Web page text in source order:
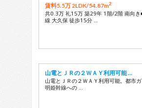
賃料5.5万 2LDK/54.87m2
共0.3万 礼15万 築29年 1階/2階 南向き
線 大久保 徒歩15分 …
山電とＪＲの２ＷＡＹ利用可能 …
山電とＪＲの２ＷＡＹ利用可能。都市ガ
明姫幹線への …